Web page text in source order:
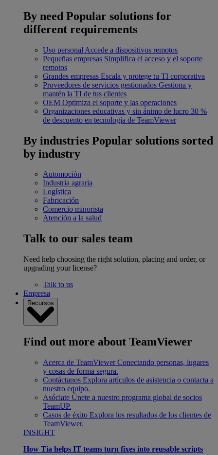
By need Popular solutions for
different requirements
Uso personal Accede a dispositivos remotos
Pequeñas empresas Simplifica el acceso y el soporte
remotos
Grandes empresas Escala y protege tu TI corporativa
Proveedores de servicios gestionados Gestiona y
mantén la TI de tus clientes
OEM Optimiza el soporte y las operaciones
Organizaciones educativas y sin ánimo de lucro 30 %
de descuento en tecnología de TeamViewer
By industries Popular solutions sorted
by industry
Automoción
Industria agraria
Logística
Fabricación
Comercio minorista
Atención a la salud
Talk to our sales team
Need help choosing the right solution, placing and order, or
upgrading your license?
Talk to us
Empresa
Recursos
Find out more about TeamViewer
Acerca de TeamViewer Conectando personas, lugares
y cosas de forma segura.
Contáctanos Explora artículos de asistencia o contacta a
nuestro equipo.
Asóciate Únete a nuestro programa global de socios
TeamUP.
Casos de éxito Explora los resultados de los clientes de
TeamViewer.
INSIGHT
How Tia helps IT teams turn fixes into reusable scripts